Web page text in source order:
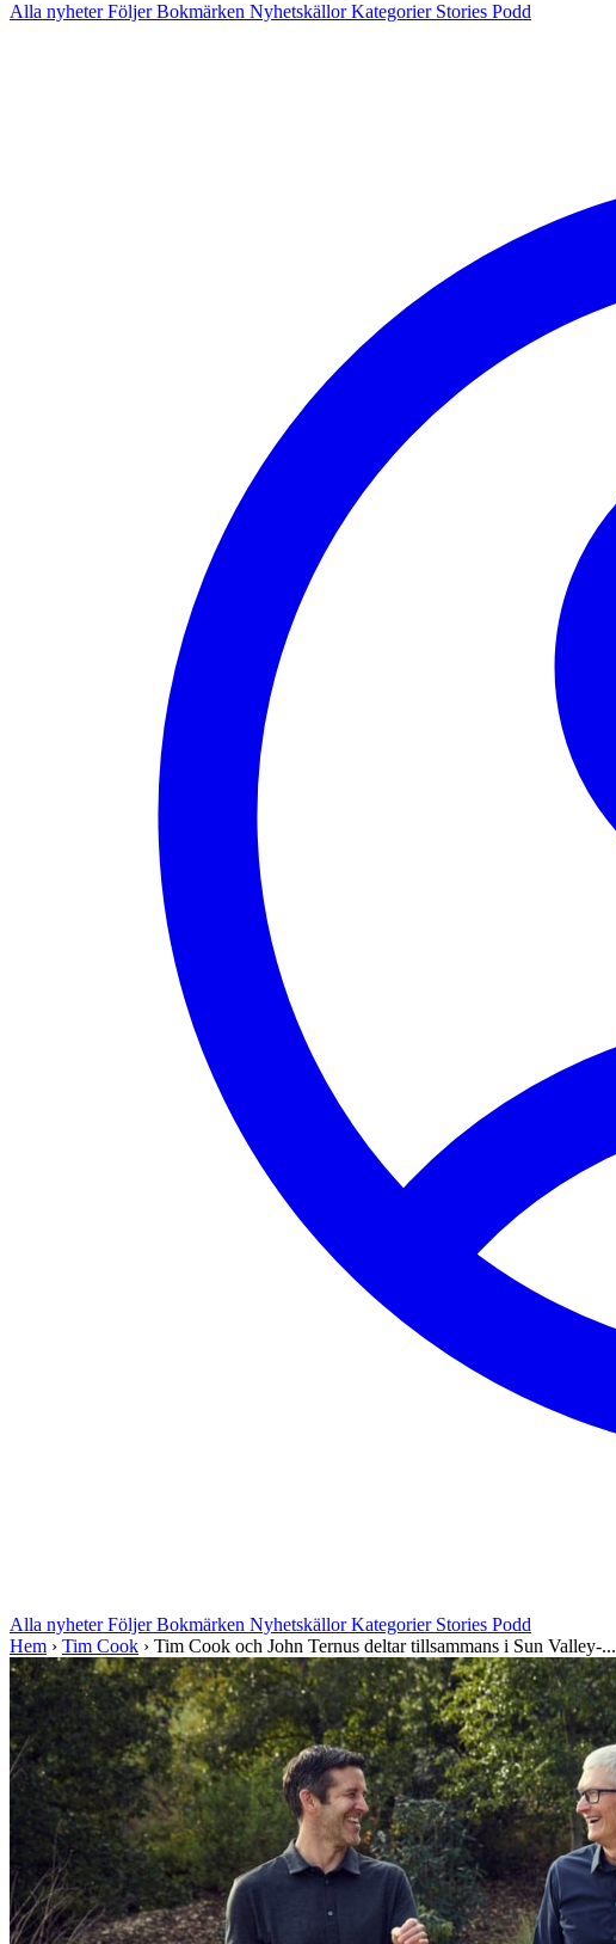
Alla nyheterFöljerBokmärken NyhetskällorKategorier Stories Podd
Alla nyheterFöljerBokmärken NyhetskällorKategorier Stories Podd
Hem › Tim Cook › Tim Cook och John Ternus deltar tillsammans i Sun Valley-...